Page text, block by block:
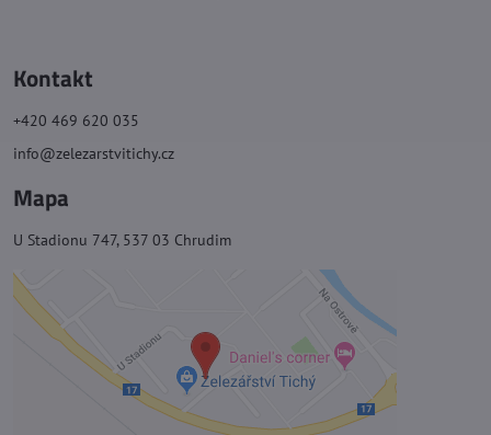
Kontakt
+420 469 620 035
info@zelezarstvitichy.cz
Mapa
U Stadionu 747, 537 03 Chrudim